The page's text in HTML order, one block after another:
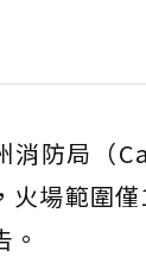
消防局（
火場範圍
。